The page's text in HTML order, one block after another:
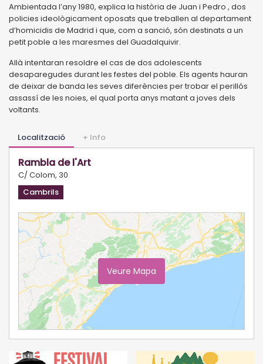
Ambientada l’any 1980, explica la història de Juan i Pedro , dos
policies ideològicament oposats que treballen al departament
d’homicidis de Madrid i que, com a sanció, són destinats a un
petit poble a les maresmes del Guadalquivir.
Allà intentaran resoldre el cas de dos adolescents
desaparegudes durant les festes del poble. Els agents hauran
de deixar de banda les seves diferències per trobar el perillós
assassí de les noies, el qual porta anys matant a joves dels
voltants.
Localització + Info
Rambla de l'Art
C/ Colom, 30
Cambrils
Veure Mapa